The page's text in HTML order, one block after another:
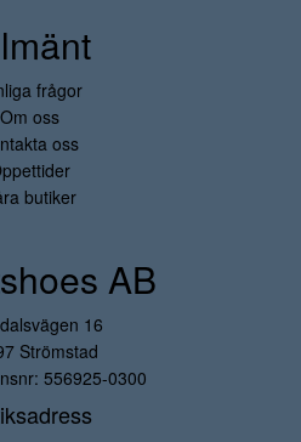
frågor
Om oss
oss
butiker
AB
16
Strömstad
556925-0300